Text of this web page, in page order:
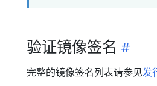
验证镜像签名
完整的镜像签名列表请参见发